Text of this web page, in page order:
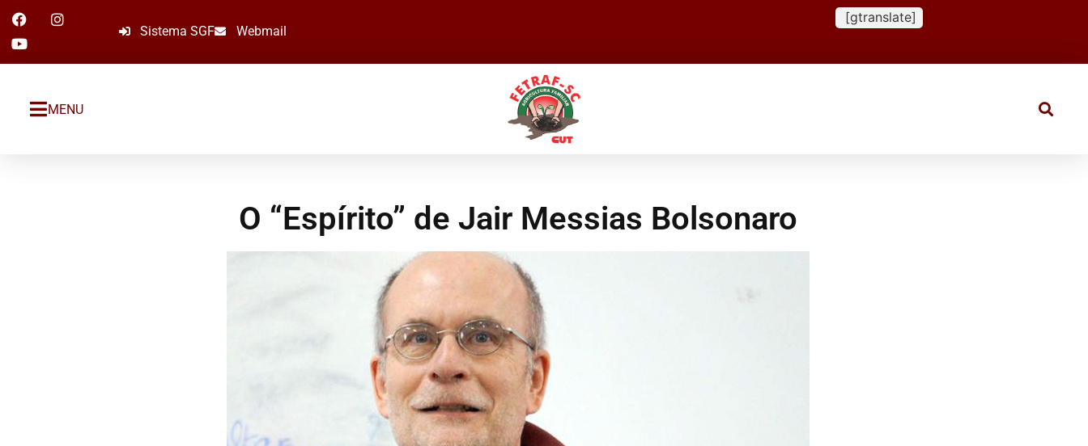
Sistema SGF Webmail
[gtranslate]
MENU
O “Espírito” de Jair Messias Bolsonaro